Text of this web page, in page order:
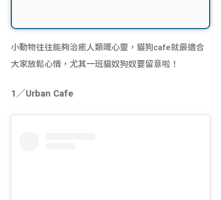
小動物往往能夠治癒人類嘅心靈，貓狗cafe就最適合
大家放鬆心情，尤其一班貓奴狗奴要留意啦！
1／Urban Cafe